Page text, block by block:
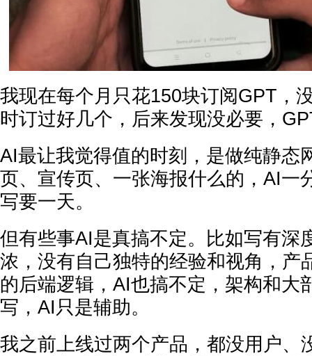
我现在每个月只花150块订阅GPT，
时订过好几个，后来发现没必要，
AI最让我觉得值的时刻，是做纯静态
页、宣传页、一张海报什么的，AI一
写要一天。
但有些事AI是真搞不定。比如写有深
浓，没有自己独特的经验和视角，产
的后端逻辑，AI也搞不定，架构和大
写，AI只是辅助。
我之前上线过两个产品，都没用户、